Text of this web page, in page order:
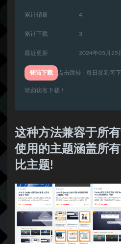
累计销量 4
累计下载 3
最近更新 2024年05月25
登陆下载 点击跳转 - 每日签到可
请勿访客下载！
这种方法兼容于所
使用的主题涵盖所
比主题!